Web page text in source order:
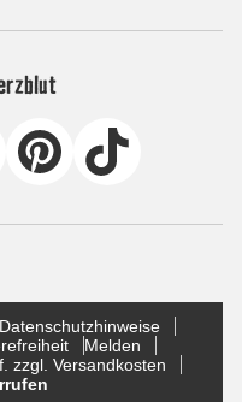
Datenschutzhinweise
Melden
zzgl. Versandkosten